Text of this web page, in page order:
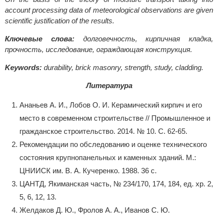
account processing data of meteorological observations are given
scientific justification of the results.
Ключевые слова:долговечность, кирпичная кладка,
прочность, исследование, ограждающая конструкция.
Keywords: durability, brick masonry, strength, study, cladding.
Литература
Ананьев А. И., Лобов О. И. Керамический кирпич и его
место в современном строительстве // Промышленное и
гражданское строительство. 2014. № 10. С. 62-65.
Рекомендации по обследованию и оценке технического
состояния крупнопанельных и каменных зданий. М.:
ЦНИИСК им. В. А. Кучеренко. 1988. 36 с.
ЦАНТД, Якиманская часть, № 234/170, 174, 184, ед. хр. 2,
5, 6, 12, 13.
Желдаков Д. Ю., Фролов А. А., Иванов С. Ю.